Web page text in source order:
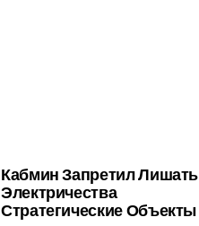
Кабмин Запретил Лишать
Электричества
Стратегические Объекты